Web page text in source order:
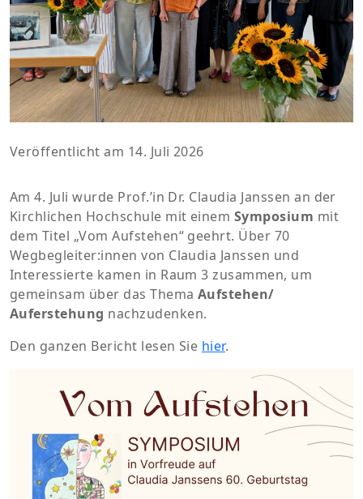
Veröffentlicht am 14. Juli 2026
Am 4. Juli wurde Prof.’in Dr. Claudia Janssen an der
Kirchlichen Hochschule mit einem Symposium mit
dem Titel „Vom Aufstehen“ geehrt. Über 70
Wegbegleiter:innen von Claudia Janssen und
Interessierte kamen in Raum 3 zusammen, um
gemeinsam über das Thema Aufstehen/
Auferstehung nachzudenken.
Den ganzen Bericht lesen Sie hier.